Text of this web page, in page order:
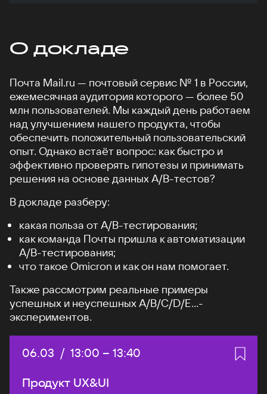
О докладе
Почта Mail.ru — почтовый сервис № 1 в России,
ежемесячная аудитория которого — более 50
млн пользователей. Мы каждый день работаем
над улучшением нашего продукта, чтобы
обеспечить положительный пользовательский
опыт. Однако встаёт вопрос: как быстро и
эффективно проверять гипотезы и принимать
решения на основе данных A/B-тестов?
В докладе разберу:
какая польза от А/B-тестирования;
как команда Почты пришла к автоматизации
A/B-тестирования;
что такое Omicron и как он нам помогает.
Также рассмотрим реальные примеры
успешных и неуспешных A/B/C/D/E...-
экспериментов.
Дата:
06.03 / Начало:
13:00 – Конец:
13:40
Продукт UX&UI